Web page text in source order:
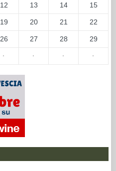
12 13 14 15
19 20 21 22
26 27 28 29
· · · ·